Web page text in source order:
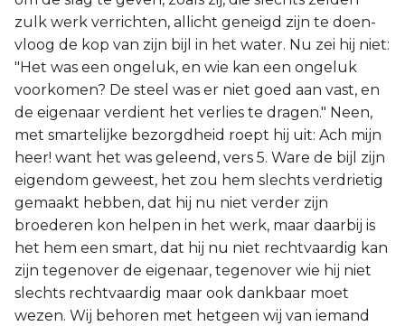
zulk werk verrichten, allicht geneigd zijn te doen-
vloog de kop van zijn bijl in het water. Nu zei hij niet:
"Het was een ongeluk, en wie kan een ongeluk
voorkomen? De steel was er niet goed aan vast, en
de eigenaar verdient het verlies te dragen." Neen,
met smartelijke bezorgdheid roept hij uit: Ach mijn
heer! want het was geleend, vers 5. Ware de bijl zijn
eigendom geweest, het zou hem slechts verdrietig
gemaakt hebben, dat hij nu niet verder zijn
broederen kon helpen in het werk, maar daarbij is
het hem een smart, dat hij nu niet rechtvaardig kan
zijn tegenover de eigenaar, tegenover wie hij niet
slechts rechtvaardig maar ook dankbaar moet
wezen. Wij behoren met hetgeen wij van iemand